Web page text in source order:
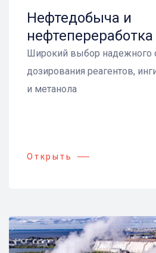
Нефтедобыча и
нефтепереработка
Широкий выбор надежного
дозирования реагентов,
и метанола
Открыть